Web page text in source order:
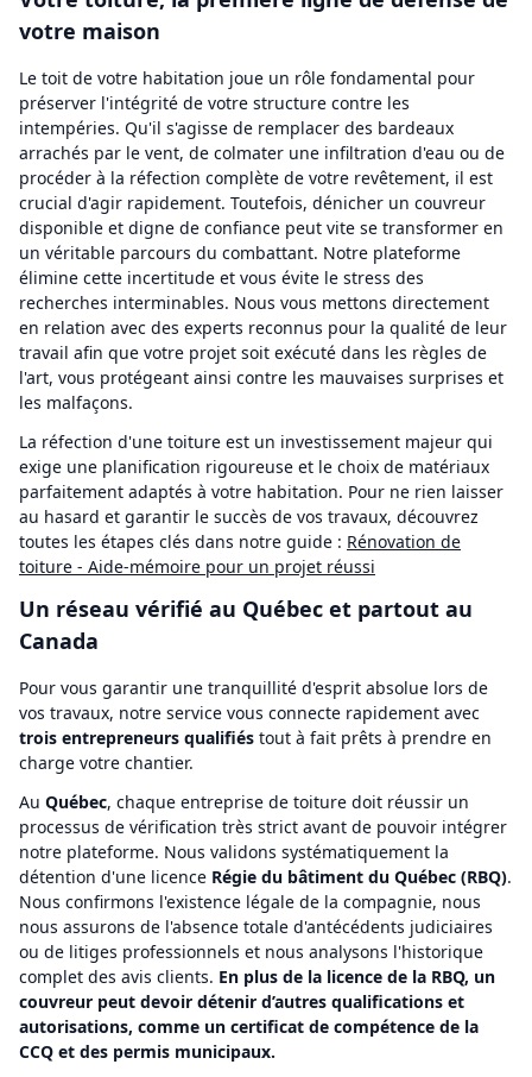
votre maison
Le toit de votre habitation joue un rôle fondamental pour
préserver l'intégrité de votre structure contre les
intempéries. Qu'il s'agisse de remplacer des bardeaux
arrachés par le vent, de colmater une infiltration d'eau ou de
procéder à la réfection complète de votre revêtement, il est
crucial d'agir rapidement. Toutefois, dénicher un couvreur
disponible et digne de confiance peut vite se transformer en
un véritable parcours du combattant. Notre plateforme
élimine cette incertitude et vous évite le stress des
recherches interminables. Nous vous mettons directement
en relation avec des experts reconnus pour la qualité de leur
travail afin que votre projet soit exécuté dans les règles de
l'art, vous protégeant ainsi contre les mauvaises surprises et
les malfaçons.
La réfection d'une toiture est un investissement majeur qui
exige une planification rigoureuse et le choix de matériaux
parfaitement adaptés à votre habitation. Pour ne rien laisser
au hasard et garantir le succès de vos travaux, découvrez
toutes les étapes clés dans notre guide : Rénovation de
toiture - Aide-mémoire pour un projet réussi
Un réseau vérifié au Québec et partout au
Canada
Pour vous garantir une tranquillité d'esprit absolue lors de
vos travaux, notre service vous connecte rapidement avec
trois entrepreneurs qualifiés tout à fait prêts à prendre en
charge votre chantier.
Au Québec, chaque entreprise de toiture doit réussir un
processus de vérification très strict avant de pouvoir intégrer
notre plateforme. Nous validons systématiquement la
détention d'une licence Régie du bâtiment du Québec (RBQ).
Nous confirmons l'existence légale de la compagnie, nous
nous assurons de l'absence totale d'antécédents judiciaires
ou de litiges professionnels et nous analysons l'historique
complet des avis clients. En plus de la licence de la RBQ, un
couvreur peut devoir détenir d’autres qualifications et
autorisations, comme un certificat de compétence de la
CCQ et des permis municipaux.